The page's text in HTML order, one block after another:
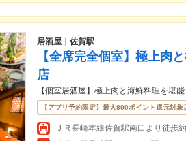
居酒屋｜佐賀駅
【全席完全個室】極上肉
店
【個室居酒屋】極上肉と海鮮料理を堪能
【アプリ予約限定】最大800ポイント還元対象
ＪＲ長崎本線佐賀駅南口より徒歩